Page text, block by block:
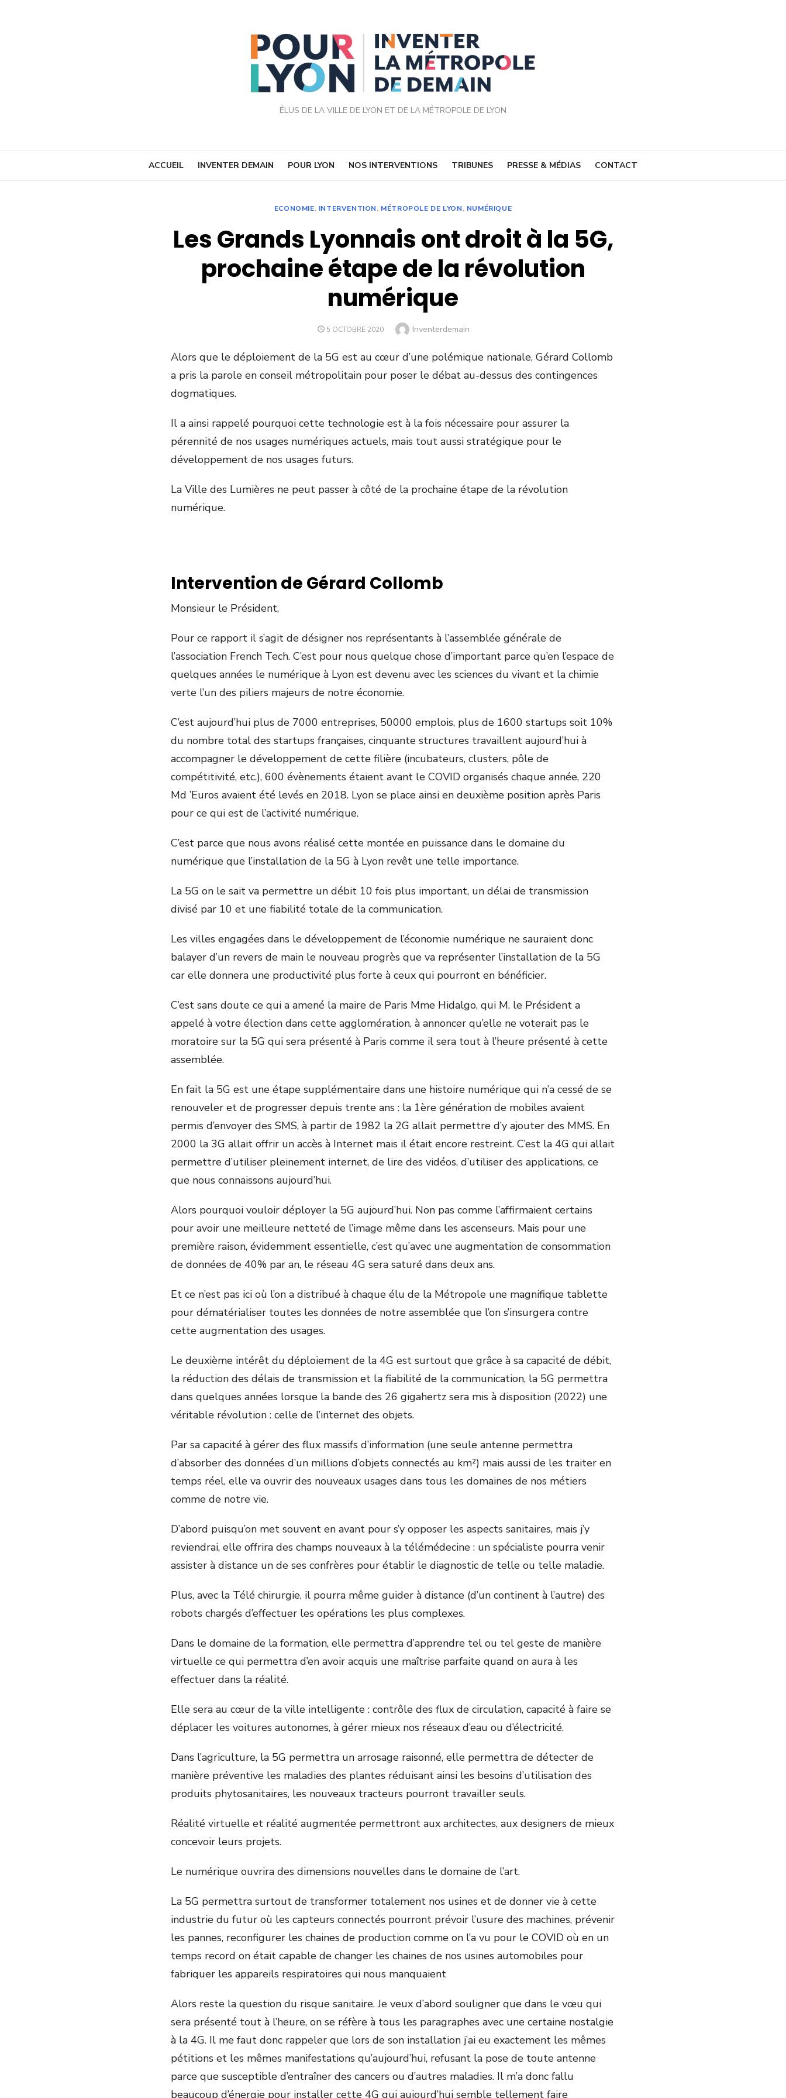
ÉLUS DE LA VILLE DE LYON ET DE LA MÉTROPOLE DE LYON
ACCUEIL INVENTER DEMAIN POUR LYON NOS INTERVENTIONS TRIBUNES PRESSE & MÉDIAS CONTACT
ECONOMIE, INTERVENTION, MÉTROPOLE DE LYON, NUMÉRIQUE
Les Grands Lyonnais ont droit à la 5G,
prochaine étape de la révolution
numérique
POSTED
5 OCTOBRE 2020 Author
Inventerdemain
Alors que le déploiement de la 5G est au cœur d’une polémique nationale, Gérard Collomb
a pris la parole en conseil métropolitain pour poser le débat au-dessus des contingences
dogmatiques.
Il a ainsi rappelé pourquoi cette technologie est à la fois nécessaire pour assurer la
pérennité de nos usages numériques actuels, mais tout aussi stratégique pour le
développement de nos usages futurs.
La Ville des Lumières ne peut passer à côté de la prochaine étape de la révolution
numérique.
Intervention de Gérard Collomb
Monsieur le Président,
Pour ce rapport il s’agit de désigner nos représentants à l’assemblée générale de
l’association French Tech. C’est pour nous quelque chose d’important parce qu’en l’espace de
quelques années le numérique à Lyon est devenu avec les sciences du vivant et la chimie
verte l’un des piliers majeurs de notre économie.
C’est aujourd’hui plus de 7000 entreprises, 50000 emplois, plus de 1600 startups soit 10%
du nombre total des startups françaises, cinquante structures travaillent aujourd’hui à
accompagner le développement de cette filière (incubateurs, clusters, pôle de
compétitivité, etc.), 600 évènements étaient avant le COVID organisés chaque année, 220
Md ’Euros avaient été levés en 2018. Lyon se place ainsi en deuxième position après Paris
pour ce qui est de l’activité numérique.
C’est parce que nous avons réalisé cette montée en puissance dans le domaine du
numérique que l’installation de la 5G à Lyon revêt une telle importance.
La 5G on le sait va permettre un débit 10 fois plus important, un délai de transmission
divisé par 10 et une fiabilité totale de la communication.
Les villes engagées dans le développement de l’économie numérique ne sauraient donc
balayer d’un revers de main le nouveau progrès que va représenter l’installation de la 5G
car elle donnera une productivité plus forte à ceux qui pourront en bénéficier.
C’est sans doute ce qui a amené la maire de Paris Mme Hidalgo, qui M. le Président a
appelé à votre élection dans cette agglomération, à annoncer qu’elle ne voterait pas le
moratoire sur la 5G qui sera présenté à Paris comme il sera tout à l’heure présenté à cette
assemblée.
En fait la 5G est une étape supplémentaire dans une histoire numérique qui n’a cessé de se
renouveler et de progresser depuis trente ans : la 1ère génération de mobiles avaient
permis d’envoyer des SMS, à partir de 1982 la 2G allait permettre d’y ajouter des MMS. En
2000 la 3G allait offrir un accès à Internet mais il était encore restreint. C’est la 4G qui allait
permettre d’utiliser pleinement internet, de lire des vidéos, d’utiliser des applications, ce
que nous connaissons aujourd’hui.
Alors pourquoi vouloir déployer la 5G aujourd’hui. Non pas comme l’affirmaient certains
pour avoir une meilleure netteté de l’image même dans les ascenseurs. Mais pour une
première raison, évidemment essentielle, c’est qu’avec une augmentation de consommation
de données de 40% par an, le réseau 4G sera saturé dans deux ans.
Et ce n’est pas ici où l’on a distribué à chaque élu de la Métropole une magnifique tablette
pour dématérialiser toutes les données de notre assemblée que l’on s’insurgera contre
cette augmentation des usages.
Le deuxième intérêt du déploiement de la 4G est surtout que grâce à sa capacité de débit,
la réduction des délais de transmission et la fiabilité de la communication, la 5G permettra
dans quelques années lorsque la bande des 26 gigahertz sera mis à disposition (2022) une
véritable révolution : celle de l’internet des objets.
Par sa capacité à gérer des flux massifs d’information (une seule antenne permettra
d’absorber des données d’un millions d’objets connectés au km²) mais aussi de les traiter en
temps réel, elle va ouvrir des nouveaux usages dans tous les domaines de nos métiers
comme de notre vie.
D’abord puisqu’on met souvent en avant pour s’y opposer les aspects sanitaires, mais j’y
reviendrai, elle offrira des champs nouveaux à la télémédecine : un spécialiste pourra venir
assister à distance un de ses confrères pour établir le diagnostic de telle ou telle maladie.
Plus, avec la Télé chirurgie, il pourra même guider à distance (d’un continent à l’autre) des
robots chargés d’effectuer les opérations les plus complexes.
Dans le domaine de la formation, elle permettra d’apprendre tel ou tel geste de manière
virtuelle ce qui permettra d’en avoir acquis une maîtrise parfaite quand on aura à les
effectuer dans la réalité.
Elle sera au cœur de la ville intelligente : contrôle des flux de circulation, capacité à faire se
déplacer les voitures autonomes, à gérer mieux nos réseaux d’eau ou d’électricité.
Dans l’agriculture, la 5G permettra un arrosage raisonné, elle permettra de détecter de
manière préventive les maladies des plantes réduisant ainsi les besoins d’utilisation des
produits phytosanitaires, les nouveaux tracteurs pourront travailler seuls.
Réalité virtuelle et réalité augmentée permettront aux architectes, aux designers de mieux
concevoir leurs projets.
Le numérique ouvrira des dimensions nouvelles dans le domaine de l’art.
La 5G permettra surtout de transformer totalement nos usines et de donner vie à cette
industrie du futur où les capteurs connectés pourront prévoir l’usure des machines, prévenir
les pannes, reconfigurer les chaines de production comme on l’a vu pour le COVID où en un
temps record on était capable de changer les chaines de nos usines automobiles pour
fabriquer les appareils respiratoires qui nous manquaient
Alors reste la question du risque sanitaire. Je veux d’abord souligner que dans le vœu qui
sera présenté tout à l’heure, on se réfère à tous les paragraphes avec une certaine nostalgie
à la 4G. Il me faut donc rappeler que lors de son installation j’ai eu exactement les mêmes
pétitions et les mêmes manifestations qu’aujourd’hui, refusant la pose de toute antenne
parce que susceptible d’entraîner des cancers ou d’autres maladies. Il m’a donc fallu
beaucoup d’énergie pour installer cette 4G qui aujourd’hui semble tellement faire